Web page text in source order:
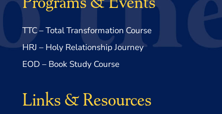
TTC – Total Transformation Course
HRJ – Holy Relationship Journey
EOD – Book Study Course
Links & Resources